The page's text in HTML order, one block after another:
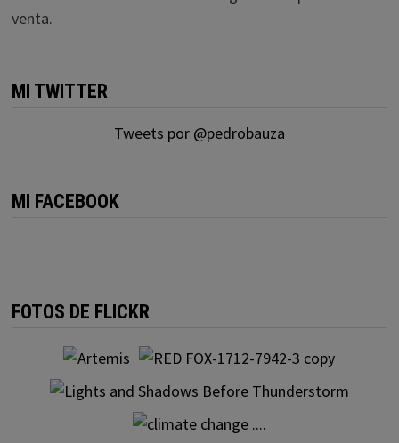
venta.
MI TWITTER
Tweets por @pedrobauza
MI FACEBOOK
FOTOS DE FLICKR